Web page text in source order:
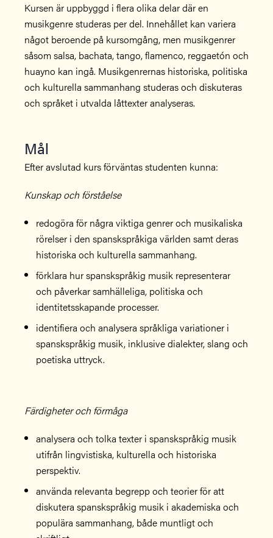
Kursen är uppbyggd i flera olika delar där en
musikgenre studeras per del. Innehållet kan variera
något beroende på kursomgång, men musikgenrer
såsom salsa, bachata, tango, flamenco, reggaetón och
huayno kan ingå. Musikgenrernas historiska, politiska
och kulturella sammanhang studeras och diskuteras
och språket i utvalda låttexter analyseras.
Mål
Efter avslutad kurs förväntas studenten kunna:
Kunskap och förståelse
redogöra för några viktiga genrer och musikaliska
rörelser i den spanskspråkiga världen samt deras
historiska och kulturella sammanhang.
förklara hur spanskspråkig musik representerar
och påverkar samhälleliga, politiska och
identitetsskapande processer.
identifiera och analysera språkliga variationer i
spanskspråkig musik, inklusive dialekter, slang och
poetiska uttryck.
Färdigheter och förmåga
analysera och tolka texter i spanskspråkig musik
utifrån lingvistiska, kulturella och historiska
perspektiv.
använda relevanta begrepp och teorier för att
diskutera spanskspråkig musik i akademiska och
populära sammanhang, både muntligt och